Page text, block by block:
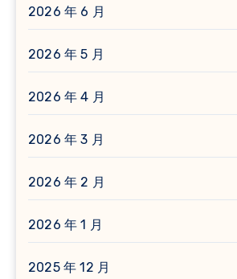
2026 年 6 月
2026 年 5 月
2026 年 4 月
2026 年 3 月
2026 年 2 月
2026 年 1 月
2025 年 12 月